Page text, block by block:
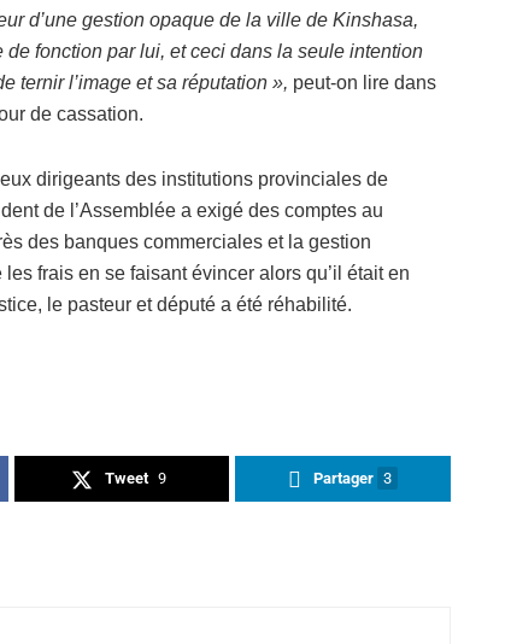
d’une gestion opaque de la ville de Kinshasa,
de fonction par lui, et ceci dans la seule intention
ternir l’image et sa réputation », peut-on lire dans
de cassation.
dirigeants des institutions provinciales de
de l’Assemblée a exigé des comptes au
des banques commerciales et la gestion
frais en se faisant évincer alors qu’il était en
le pasteur et député a été réhabilité.
Tweet 9 Partager 3